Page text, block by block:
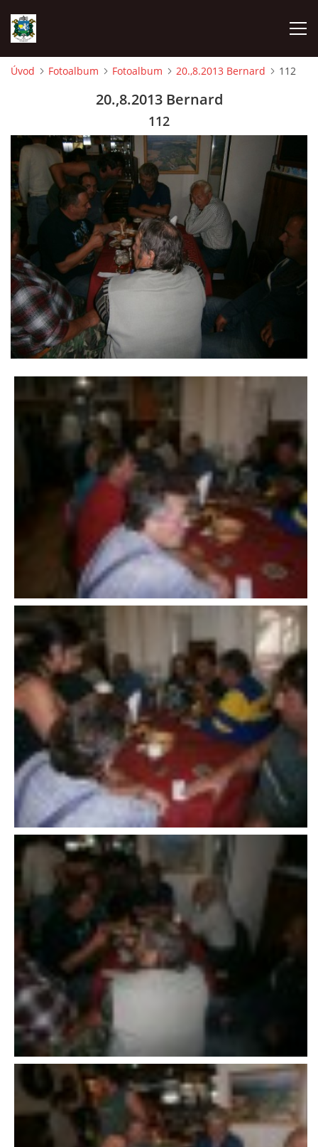
LÁVKA
FICHTLCUP
PŘIHLAŠOVACÍ FORMULÁŘ NA FICHTLCUP 2026
LISTINA PŘIHLÁŠENÝCH ZÁVODNÍKŮ FICHTLCUP 2026
VÝSLEDKY 19. ROČNÍKU LICOMĚLICKÉHO FICHTLCUPU
SEZNAM ČLENŮ SDH
LETNÍ AREÁL U NÁDRŽKY
HISTORIE
VAROVÁNÍ OBYVATELSTVA
HASIČSKÉ DESATERO
SVATÝ FLORIÁN
ODKAZY NA WWW.STRÁNKY
SDH Licomělice
538 03 Heřmanův Městec
Bankovní spojení:
IČO: 64782832
Gmail: sdhlicomelice@gmail.com
607 276 682 - starosta SDH
sdhlicomelice@seznam.cz
Úvod Fotoalbum Fotoalbum 20.,8.2013 Bernard 112
20.,8.2013 Bernard
112